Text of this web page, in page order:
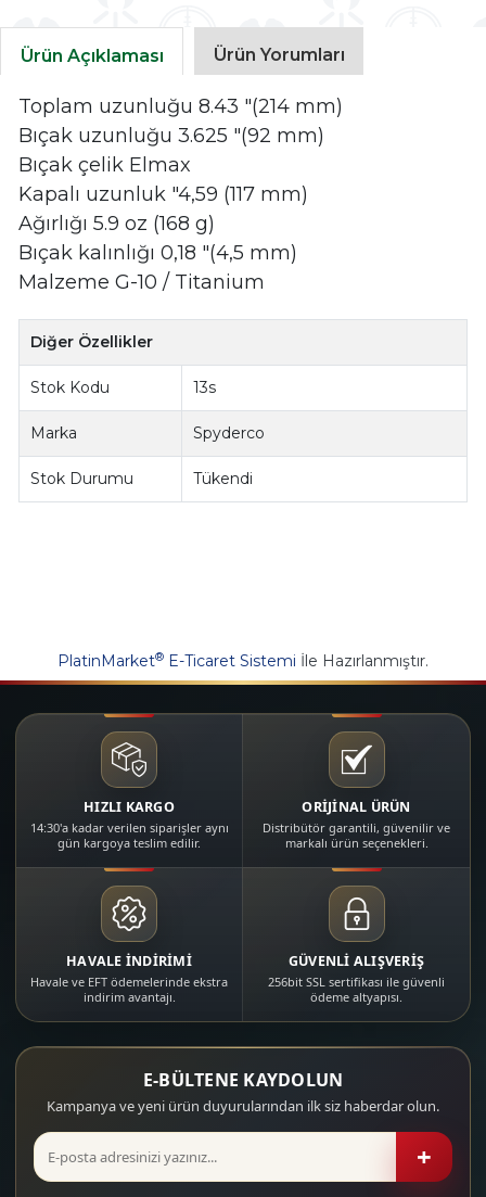
Ürün Açıklaması Ürün Yorumları
Toplam uzunluğu 8.43 "(214 mm)
Bıçak uzunluğu 3.625 "(92 mm)
Bıçak çelik Elmax
Kapalı uzunluk "4,59 (117 mm)
Ağırlığı 5.9 oz (168 g)
Bıçak kalınlığı 0,18 "(4,5 mm)
Malzeme G-10 / Titanium
Diğer Özellikler
Stok Kodu 13s
Marka Spyderco
Stok Durumu Tükendi
PlatinMarket® E-Ticaret Sistemi İle Hazırlanmıştır.
HIZLI KARGO
14:30'a kadar verilen siparişler aynı
gün kargoya teslim edilir.
ORİJİNAL ÜRÜN
Distribütör garantili, güvenilir ve
markalı ürün seçenekleri.
HAVALE İNDİRİMİ
Havale ve EFT ödemelerinde ekstra
indirim avantajı.
GÜVENLİ ALIŞVERİŞ
256bit SSL sertifikası ile güvenli
ödeme altyapısı.
E-BÜLTENE KAYDOLUN
Kampanya ve yeni ürün duyurularından ilk siz haberdar olun.
+